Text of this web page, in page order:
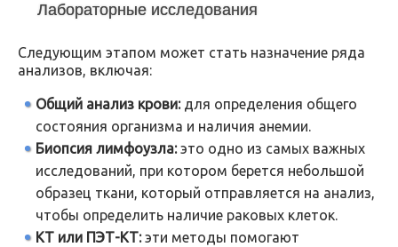
Лабораторные исследования
Следующим этапом может стать назначение ряда
анализов, включая:
Общий анализ крови:для определения общего
состояния организма и наличия анемии.
Биопсия лимфоузла:это одно из самых важных
исследований, при котором берется небольшой
образец ткани, который отправляется на анализ,
чтобы определить наличие раковых клеток.
КТ или ПЭТ-КТ:эти методы помогают